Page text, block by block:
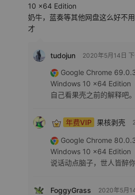
10 x64 Edition
奶牛，蓝奏等其他网盘这么好不
才
tudojun 2020年5月14日
Google Chrome
Windows 10 x64 Edition
自己看果壳之前的解释吧。
年费VIP 果核剥壳
Google Chrome
Windows 10 x64 Edition
说话动点脑子，世人皆醉
FoggyGrass 2020年5月